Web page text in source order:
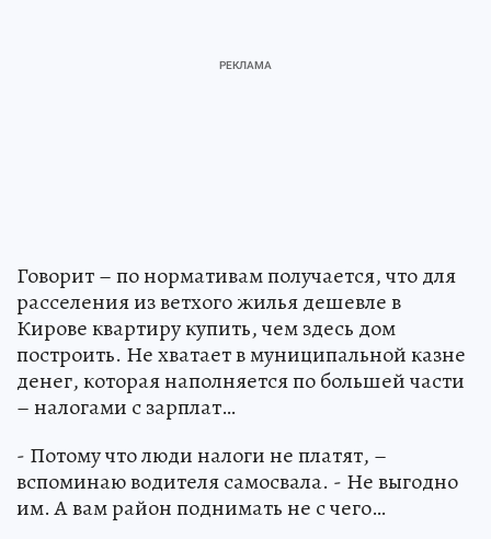
Говорит – по нормативам получается, что для
расселения из ветхого жилья дешевле в
Кирове квартиру купить, чем здесь дом
построить. Не хватает в муниципальной казне
денег, которая наполняется по большей части
– налогами с зарплат…
- Потому что люди налоги не платят, –
вспоминаю водителя самосвала. - Не выгодно
им. А вам район поднимать не с чего…